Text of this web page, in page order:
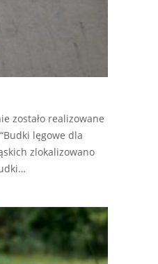
zostało realizowane
lęgowe dla
zlokalizowano